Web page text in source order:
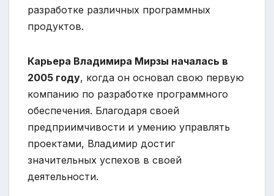
разработке различных программных
продуктов.
Карьера Владимира Мирзы началась в
2005 году, когда он основал свою первую
компанию по разработке программного
обеспечения. Благодаря своей
предприимчивости и умению управлять
проектами, Владимир достиг
значительных успехов в своей
деятельности.